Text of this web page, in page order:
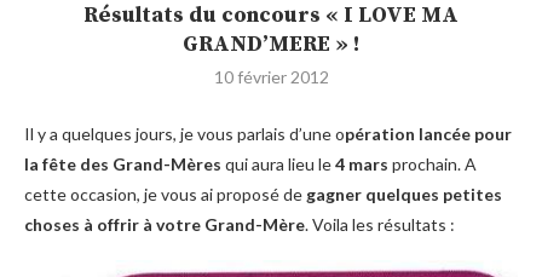
Résultats du concours « I LOVE MA
GRAND’MERE » !
10 février 2012
Il y a quelques jours, je vous parlais d’une opération lancée pour
la fête des Grand-Mères qui aura lieu le4 mars prochain. A
cette occasion, je vous ai proposé de gagner quelques petites
choses à offrir à votre Grand-Mère. Voila les résultats :